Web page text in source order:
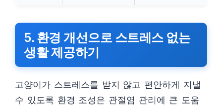
5. 환경 개선으로 스트레스 없는
생활 제공하기
고양이가 스트레스를 받지 않고 편안하게 지낼
수 있도록 환경 조성은 관절염 관리에 큰 도움